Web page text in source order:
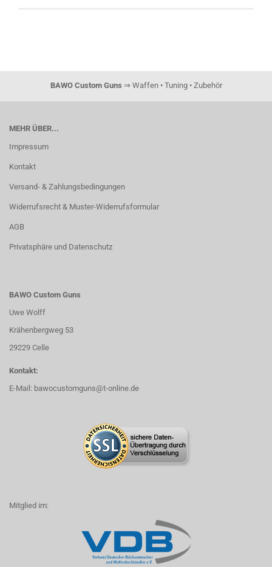
BAWO Custom Guns ⇒ Waffen • Tuning • Zubehör
MEHR ÜBER...
Impressum
Kontakt
Versand- & Zahlungsbedingungen
Widerrufsrecht & Muster-Widerrufsformular
AGB
Privatsphäre und Datenschutz
BAWO Custom Guns
Uwe Wolff
Krähenbergweg 53
29229 Celle
Kontakt:
E-Mail: bawocustomguns@t-online.de
Mitglied im: